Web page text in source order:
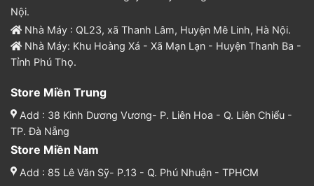
Nội.
Nhà Máy : QL23, xã Thanh Lâm, Huyện Mê Linh, Hà Nội.
Nhà Máy: Khu Hoàng Xá - Xã Mạn Lạn - Huyện Thanh Ba -
Tỉnh Phú Thọ.
Store Miền Trung
Add : 38 Kinh Dương Vương- P. Liên Hoa - Q. Liên Chiểu -
TP. Đà Nẵng
Store Miền Nam
Add : 85 Lê Văn Sỹ- P.13 - Q. Phú Nhuận - TPHCM